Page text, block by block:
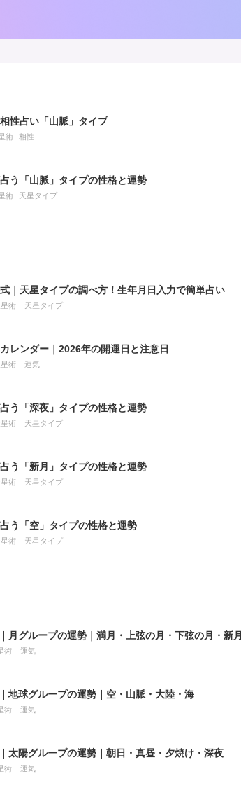
性占い「山脈」タイプ
術 相性
う「山脈」タイプの性格と運勢
術 天星タイプ
｜天星タイプの調べ方！生年月日入力で簡単占い
術 天星タイプ
レンダー｜2026年の開運日と注意日
術 運気
う「深夜」タイプの性格と運勢
術 天星タイプ
う「新月」タイプの性格と運勢
術 天星タイプ
う「空」タイプの性格と運勢
術 天星タイプ
月グループの運勢｜満月・上弦の月・下弦の月・新月
術 運気
地球グループの運勢｜空・山脈・大陸・海
術 運気
太陽グループの運勢｜朝日・真昼・夕焼け・深夜
術 運気